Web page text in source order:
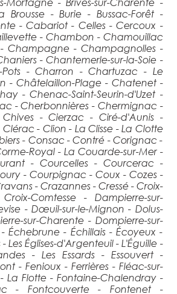
Brousse - Burie - Bussac-Forêt -
- Cabariot - Celles - Cercoux -
- Chambon - Chamouillac
Champagne - Champagnolles -
- Chantemerle-sur-la-Soie -
Pots - Charron - Chartuzac - Le
- Châtelaillon-Plage - Chatenet -
- Chenac-Saint-Seurin-d'Uzet -
- Cherbonnières - Chermignac -
- Cierzac - Ciré-d'Aunis -
- Clion - La Clisse - La Clotte
- Consac - Contré - Corignac -
Royal - La Couarde-sur-Mer -
- Courcelles - Courcerac -
- Courpignac - Coux - Cozes -
- Crazannes - Cressé - Croix-
Comtesse - Dampierre-sur-
- Dœuil-sur-le-Mignon - Dolus-
sur-Charente - Dompierre-sur-
Échebrune - Échillais - Écoyeux -
Les Églises-d'Argenteuil - L'Éguille -
- Les Essards - Essouvert -
- Fenioux - Ferrières - Fléac-sur-
La Flotte - Fontaine-Chalendray -
- Fontcouverte - Fontenet -